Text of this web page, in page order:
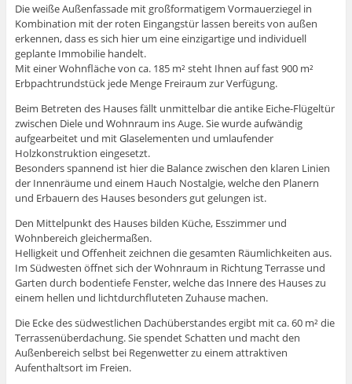
Die weiße Außenfassade mit großformatigem Vormauerziegel in
Kombination mit der roten Eingangstür lassen bereits von außen
erkennen, dass es sich hier um eine einzigartige und individuell
geplante Immobilie handelt.
Mit einer Wohnfläche von ca. 185 m² steht Ihnen auf fast 900 m²
Erbpachtrundstück jede Menge Freiraum zur Verfügung.
Beim Betreten des Hauses fällt unmittelbar die antike Eiche-Flügeltür
zwischen Diele und Wohnraum ins Auge. Sie wurde aufwändig
aufgearbeitet und mit Glaselementen und umlaufender
Holzkonstruktion eingesetzt.
Besonders spannend ist hier die Balance zwischen den klaren Linien
der Innenräume und einem Hauch Nostalgie, welche den Planern
und Erbauern des Hauses besonders gut gelungen ist.
Den Mittelpunkt des Hauses bilden Küche, Esszimmer und
Wohnbereich gleichermaßen.
Helligkeit und Offenheit zeichnen die gesamten Räumlichkeiten aus.
Im Südwesten öffnet sich der Wohnraum in Richtung Terrasse und
Garten durch bodentiefe Fenster, welche das Innere des Hauses zu
einem hellen und lichtdurchfluteten Zuhause machen.
Die Ecke des südwestlichen Dachüberstandes ergibt mit ca. 60 m² die
Terrassenüberdachung. Sie spendet Schatten und macht den
Außenbereich selbst bei Regenwetter zu einem attraktiven
Aufenthaltsort im Freien.